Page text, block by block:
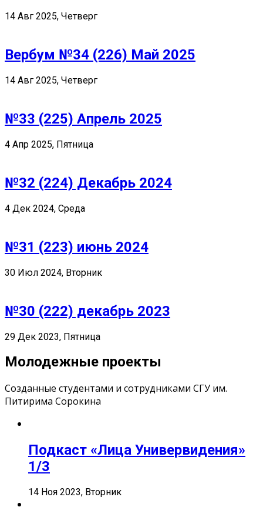
14 Авг 2025, Четверг
Вербум №34 (226) Май 2025
14 Авг 2025, Четверг
№33 (225) Апрель 2025
4 Апр 2025, Пятница
№32 (224) Декабрь 2024
4 Дек 2024, Среда
№31 (223) июнь 2024
30 Июл 2024, Вторник
№30 (222) декабрь 2023
29 Дек 2023, Пятница
Молодежные проекты
Созданные студентами и сотрудниками СГУ им.
Питирима Сорокина
Подкаст «Лица Универвидения»
1/3
14 Ноя 2023, Вторник